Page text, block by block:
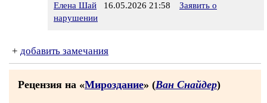
Елена Шай 16.05.2026 21:58
Заявить о
нарушении
+ добавить замечания
Рецензия на «Мироздание» (Ван Снайдер)